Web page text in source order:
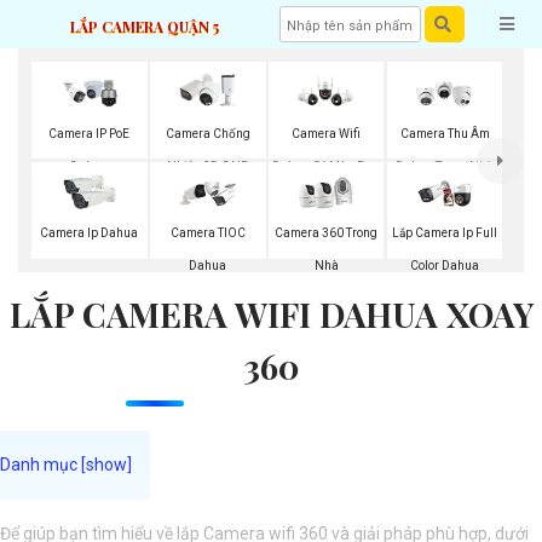
LẮP CAMERA QUẬN 5
Camera IP PoE
Dahua
Camera Chống
Nhiễu 3D-DNR
Dahua
Camera Wifi
Dahua Có Màu Ban
Đêm
Camera Thu Âm
Dahua Trong Nhà
Camera Ip Dahua Camera TIOC
Dahua
Camera 360 Trong
Nhà
Lắp Camera Ip Full
Color Dahua
LẮP CAMERA WIFI DAHUA XOAY
360
Để giúp bạn tìm hiểu về lắp Camera wifi 360 và giải pháp phù hợp, dưới